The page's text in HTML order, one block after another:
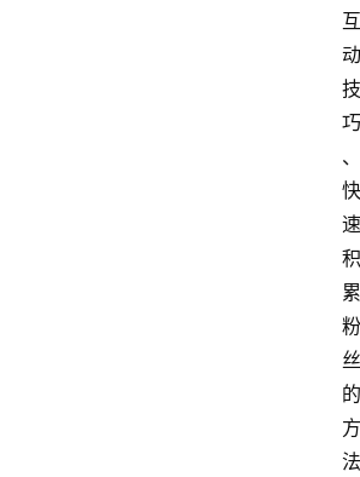
互
动
技
巧
、
快
速
积
累
粉
丝
的
方
法